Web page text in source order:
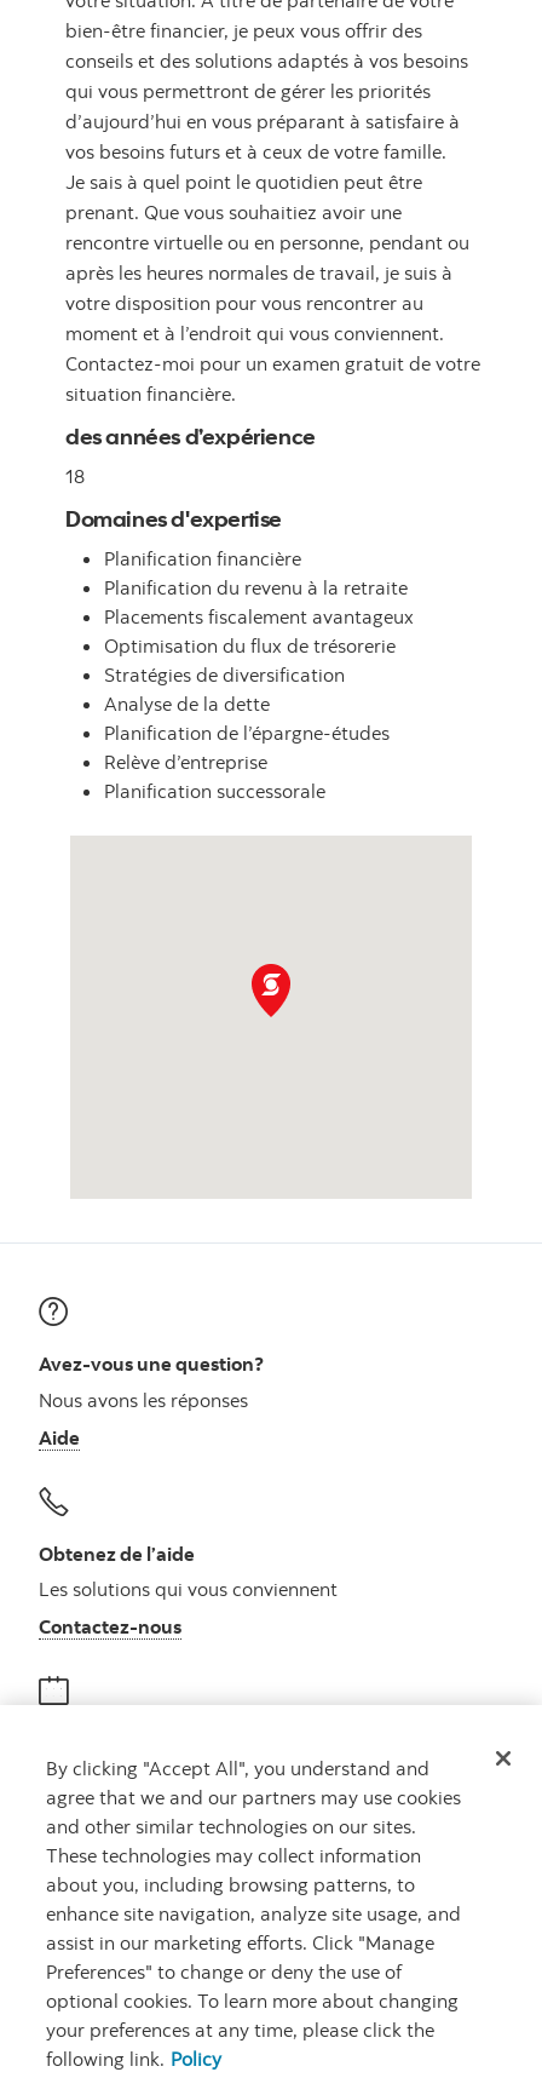
bien-être financier, je peux vous offrir des
conseils et des solutions adaptés à vos besoins
qui vous permettront de gérer les priorités
d’aujourd’hui en vous préparant à satisfaire à
vos besoins futurs et à ceux de votre famille.
Je sais à quel point le quotidien peut être
prenant. Que vous souhaitiez avoir une
rencontre virtuelle ou en personne, pendant ou
après les heures normales de travail, je suis à
votre disposition pour vous rencontrer au
moment et à l’endroit qui vous conviennent.
Contactez-moi pour un examen gratuit de votre
situation financière.
des années d’expérience
18
Domaines d'expertise
Planification financière
Planification du revenu à la retraite
Placements fiscalement avantageux
Optimisation du flux de trésorerie
Stratégies de diversification
Analyse de la dette
Planification de l’épargne-études
Relève d’entreprise
Planification successorale
Avez-vous une question?
Nous avons les réponses
Aide
Obtenez de l’aide
Les solutions qui vous conviennent
Contactez-nousAutres numéros, contactez-nous par
Rencontrez un conseiller
Prenez rendez-vous
Carrières Ma banque à moi Notes juridiques Confidentialité
By clicking "Accept All", you understand and
agree that we and our partners may use cookies
and other similar technologies on our sites.
These technologies may collect information
about you, including browsing patterns, to
enhance site navigation, analyze site usage, and
assist in our marketing efforts. Click "Manage
Preferences" to change or deny the use of
optional cookies. To learn more about changing
your preferences at any time, please click the
following link. Policy